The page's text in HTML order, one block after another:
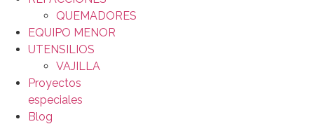
QUEMADORES
EQUIPO MENOR
UTENSILIOS
VAJILLA
Proyectos
especiales
Blog